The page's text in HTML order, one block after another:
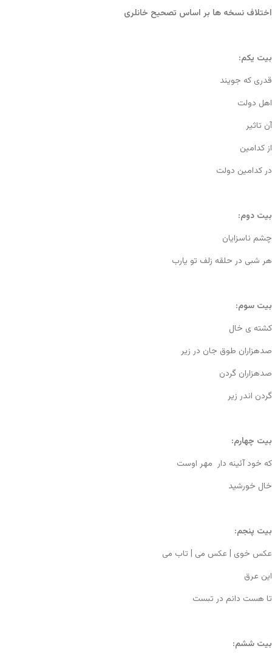
اختلاف نسخه ها بر اساس تصحیح خانلری
بیت یکم:
قدری که جویند
اهل دولت
آن تاثیر
از کدامین
در کدامین دولت
بیت دوم:
چشم ناسزایان
هر شبی در حلقه زلف تو یارب
بیت سوم:
کشته ی خال
صدهزاران طوق جان در زیر
صدهزاران گردن
گردن اندر زیر
بیت چهارم:
که خود آئینه دار مهر اوست
خال خورشید
بیت پنجم:
عکس خوی | عکس می | تاب می
این عرق
تا هست دانم در تبست
بیت ششم: